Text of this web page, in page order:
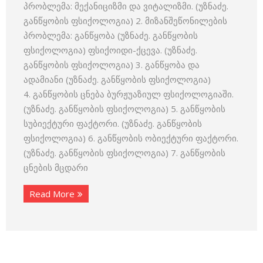
პრობლემა: მექანიციზმი და ვიტალიზმი. (უზნაძე.
განწყობის ფსიქოლოგია) 2. მიზანშეწონილების
პრობლემა: განწყობა (უზნაძე. განწყობის
ფსიქოლოგია) ფსიქოიდი-ქცევა. (უზნაძე.
განწყობის ფსიქოლოგია) 3. განწყობა და
ადამიანი (უზნაძე. განწყობის ფსიქოლოგია)
4. განწყობის ცნება ბურჟუაზიულ ფსიქოლოგიაში.
(უზნაძე. განწყობის ფსიქოლოგია) 5. განწყობის
სუბიექტური ფაქტორი. (უზნაძე. განწყობის
ფსიქოლოგია) 6. განწყობის ობიექტური ფაქტორი.
(უზნაძე. განწყობის ფსიქოლოგია) 7. განწყობის
ცნების მცდარი
Read More